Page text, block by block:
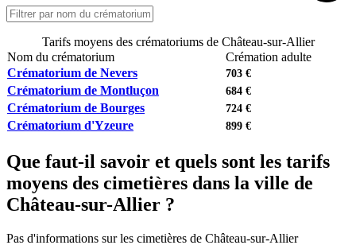
Tarifs moyens des crématoriums de Château-sur-Allier
Nom du crématorium
Crémation adulte
Crématorium de Nevers
703 €
Crématorium de Montluçon 684 €
Crématorium de Bourges 724 €
Crématorium d'Yzeure 899 €
Que faut-il savoir et quels sont les tarifs
moyens des cimetières dans la ville de
Château-sur-Allier ?
Pas d'informations sur les cimetières de Château-sur-Allier